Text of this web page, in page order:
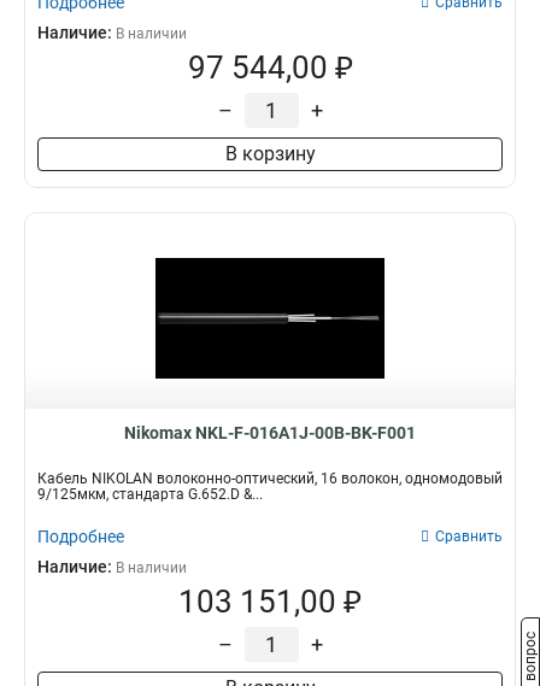
Наличие: В наличии
97 544,00 ₽
– +
В корзину
Nikomax NKL-F-016A1J-00B-BK-F001
Кабель NIKOLAN волоконно-оптический, 16 волокон, одномодовый
9/125мкм, стандарта G.652.D &...
Подробнее Сравнить
Наличие: В наличии
103 151,00 ₽
– +